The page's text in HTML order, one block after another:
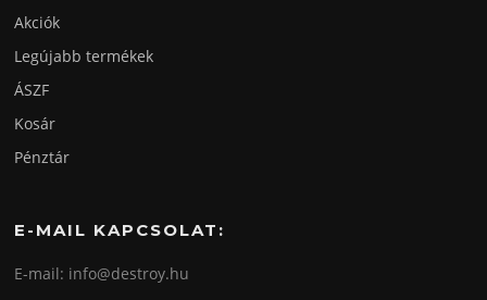
Akciók
Legújabb termékek
ÁSZF
Kosár
Pénztár
E-MAIL KAPCSOLAT:
E-mail: info@destroy.hu